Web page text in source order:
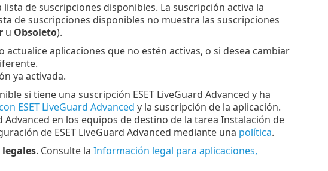
de suscripciones disponibles. La suscripción activa la
de suscripciones disponibles no muestra las suscripciones
u Obsoleto).
aplicaciones que no estén activas, o si desea cambiar
ya activada.
si tiene una suscripción ESET LiveGuard Advanced y ha
ESET LiveGuard Advanced y la suscripción de la aplicación.
en los equipos de destino de la tarea Instalación de
de ESET LiveGuard Advanced mediante una política.
. Consulte la Información legal para aplicaciones,